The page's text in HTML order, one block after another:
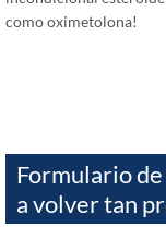
como oximetolona!
Formulario
a volver tan